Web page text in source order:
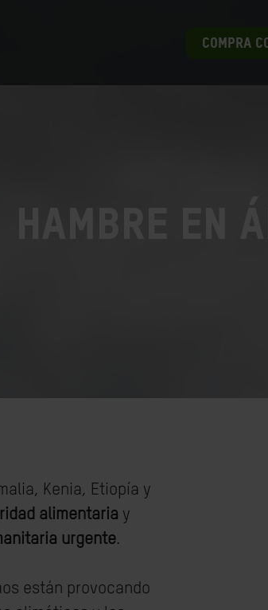
COMPRA
Kenia, Etiopía y
alimentaria y
urgente.
están provocando